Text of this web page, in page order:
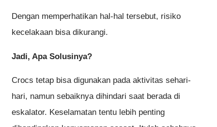
Dengan memperhatikan hal-hal tersebut, risiko
kecelakaan bisa dikurangi.
Jadi, Apa Solusinya?
Crocs tetap bisa digunakan pada aktivitas sehari-
hari, namun sebaiknya dihindari saat berada di
eskalator. Keselamatan tentu lebih penting